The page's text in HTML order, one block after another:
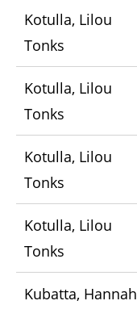
Kotulla, Lilou
Tonks
Kotulla, Lilou
Tonks
Kotulla, Lilou
Tonks
Kotulla, Lilou
Tonks
Kubatta, Hannah